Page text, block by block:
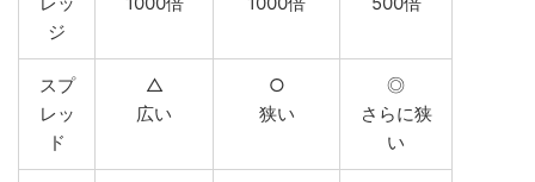
ジ
スプ
レッ
ド
△
広い
○
狭い
◎
さらに狭
い